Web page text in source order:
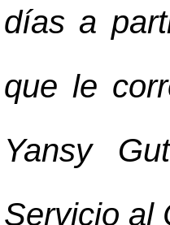
días a
que le
Yansy
Servicio al